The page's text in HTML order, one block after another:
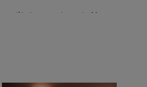
jego zamierzenia. Mam
Wcześniej ustalam cały scenariusz, do
ale jestem także otwarty na
poszukuję nowych rozwiązań